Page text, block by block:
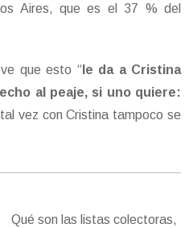
Aires, que es el 37 % del
que esto “ le da a Cristina
al peaje, si uno quiere:
vez con Cristina tampoco se
Qué son las listas colectoras,